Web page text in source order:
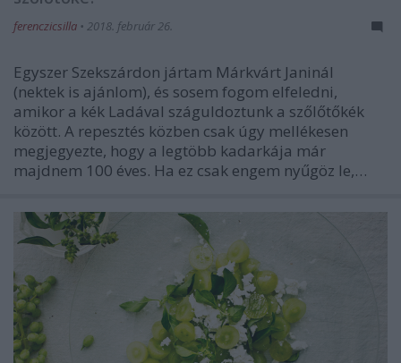
ferenczicsilla • 2018. február 26.
Egyszer Szekszárdon jártam Márkvárt Janinál
(nektek is ajánlom), és sosem fogom elfeledni,
amikor a kék Ladával száguldoztunk a szőlőtőkék
között. A repesztés közben csak úgy mellékesen
megjegyezte, hogy a legtöbb kadarkája már
majdnem 100 éves. Ha ez csak engem nyűgöz le,…